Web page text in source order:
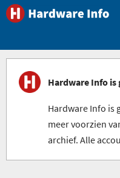
Hardware Info is
Hardware Info is
meer voorzien
archief. Alle